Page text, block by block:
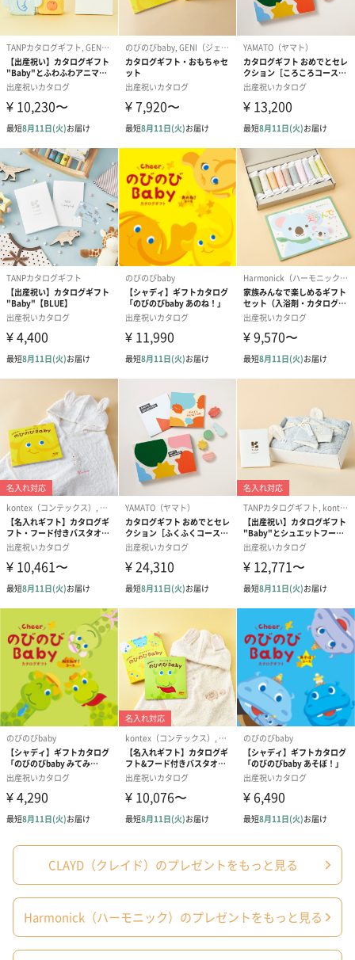
商品詳細情報
セット内容
・【ハーモニック】えらんで きらきらコース×1
・CLAYD ONE TIME GIFT×1
成分/産地
＜CLAYD ONE TIME GIFT＞
モンモリロナイト アメリカ産
内容量
＜CLAYD ONE TIME GIFT＞
30g×６
商品サイズ
＜CLAYD ONE TIME GIFT＞
約80×20×105mm・38.5ｇ(1個)
使用上の注意
＜CLAYD ONE TIME GIFT＞
・治療や美容のため体内にペースメーカーや金属、プ
ロテーゼやシリコンなどが入っている場合ならびにボ
トックスなどを注入されている場合は医師とご相談の
うえご使用ください。
・皮膚あるいは体質に異常がある時は使用しないでく
ださい。
・使用中や使用後、皮膚に発疹、発赤、かゆみ、刺激
感等の異常が現れた場合、使用を中止し医師にご相談
ください。
・極端に体力が落ちている方や 体調不良の方は医師と
ご相談のうえご使用ください。
・CLAYDが目に入った場合は、こすらず直ちに水また
はぬるま湯で充分に洗い流してください。
・CLAYDを飲用しても害はありませんが、万一大量に
飲み込んだ場合は水を飲ませる等の処置を行った後、
医師にご相談ください。
・CLAYDは空気中に舞いやすいため吸い込まないよう
にしてください。
・ステンレス素材･木材の浴槽に使用した場合、変質･
変色する場合があります。
・長時間CLAYDと金属が接触すると変質する可能性が
あるため、追い炊き･循環機能を停止して使用してくだ
さい。
・CLAYDと金属が接触した部分はCLAYDが残らないよ
うに使用後よくすすいでください。
い。
・開封後のCLAYDの保管は、金属を避け、吸湿しない
ようガラスかホーローの容器で密封して保管してくだ
さい。
・繊維にCLAYDが付着すると色がつく場合があるので
衣服等に付かないようご注意ください。
・残り湯は洗濯に使用しないでください。
・砂漠の地下から採掘された100%天然素材のクレイ
のため稀にクレイ層の素材が凝固した状態のものが含
有されることがありますが、成分はクレイそのもので
すのでご安心ください。よく溶かしてからご入浴いた
だくか、気になる場合は取り除いてからご使用くださ
有効期限
【ハーモニック】えらんで きらきらコース
ご自宅に届いてから半年間
備考
※パッケージデザインは変更になる可能性がありま
す。
カタログからお選びいただきました品物の送料は費用
に含まれております。
CLAYD（クレイド）のプレゼントをもっと見る
Harmonick（ハーモニック）のプレゼントをもっと見る